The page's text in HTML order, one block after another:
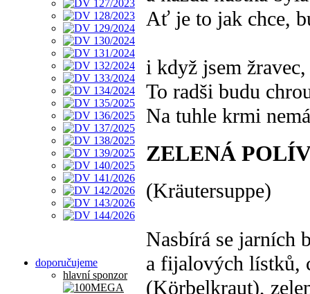
doporučujeme
hlavní sponzor
Ať je to jak chce,
i když jsem
To radši budu
Na tuhle krmi
ZELENÁ
(Kräutersuppe)
Nasbírá se jarních
a fijalových lístků,
(Körbelkraut),